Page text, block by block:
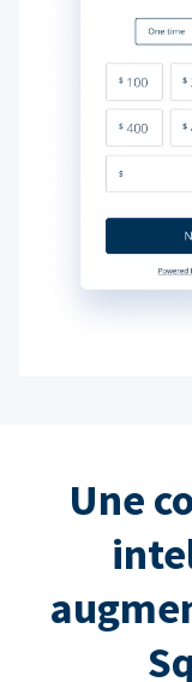
Une